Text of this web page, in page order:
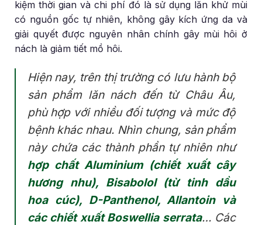
kiệm thời gian và chi phí đó là sử dụng lăn khử mùi
có nguồn gốc tự nhiên, không gây kích ứng da và
giải quyết được nguyên nhân chính gây mùi hôi ở
nách là giảm tiết mồ hôi.
Hiện nay, trên thị trường có lưu hành bộ
sản phẩm lăn nách đến từ Châu Âu,
phù hợp với nhiều đối tượng và mức độ
bệnh khác nhau. Nhìn chung, sản phẩm
này chứa các thành phần tự nhiên như
hợp chất Aluminium (chiết xuất cây
hương nhu), Bisabolol (từ tinh dầu
hoa cúc), D-Panthenol, Allantoin và
các chiết xuất Boswellia serrata… Các